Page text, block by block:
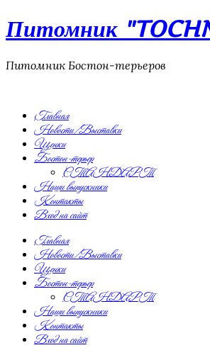
Питомник
Питомник Бостон-терьеров
Главная
Новости/Выставки
Щенки
Бостон-терьер
СТАНДАРТ
Наши выпускники
Контакты
Вход на сайт
Главная
Новости/Выставки
Щенки
Бостон-терьер
СТАНДАРТ
Наши выпускники
Контакты
Вход на сайт